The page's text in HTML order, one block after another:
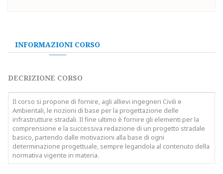
INFORMAZIONI CORSO
DECRIZIONE CORSO
Il corso si propone di fornire, agli allievi ingegneri Civili e
Ambientali, le nozioni di base per la progettazione delle
infrastrutture stradali. Il fine ultimo è fornire gli elementi per la
comprensione e la successiva redazione di un progetto stradale
basico, partendo dalle motivazioni alla base di ogni
determinazione progettuale, sempre legandola al contenuto della
normativa vigente in materia.